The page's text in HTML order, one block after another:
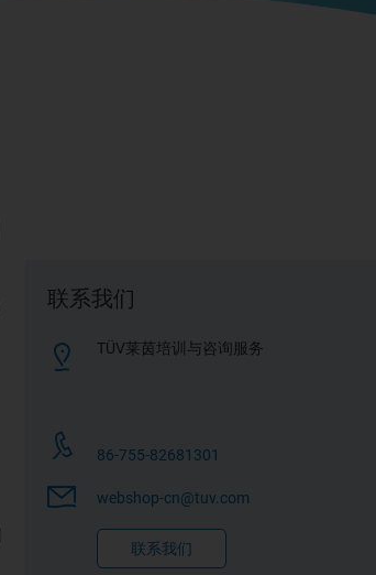
联系我们
TÜV莱茵培训与咨询服务
86-755-82681301
webshop-cn@tuv.com
联系我们